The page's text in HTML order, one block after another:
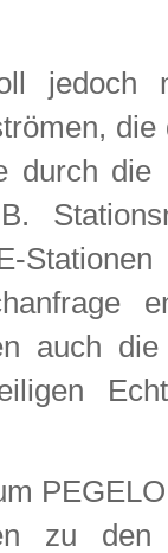
jedoch
durch die
auch
zu den